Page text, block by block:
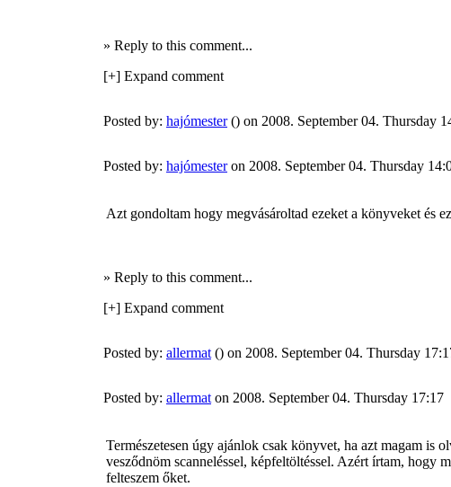
» Reply to this comment...
[+] Expand comment
Posted by: hajómester() on 2008. September 04. Thursday
Posted by: hajómesteron 2008. September 04. Thursday
Azt gondoltam hogy megvásároltad ezeket a könyveket és
» Reply to this comment...
[+] Expand comment
Posted by: allermat () on 2008. September 04. Thursday
Posted by: allermat on 2008. September 04. Thursday 17:17
Természetesen úgy ajánlok csak könyvet, ha azt magam is
vesződnöm scanneléssel, képfeltöltéssel. Azért írtam, hogy
felteszem őket.